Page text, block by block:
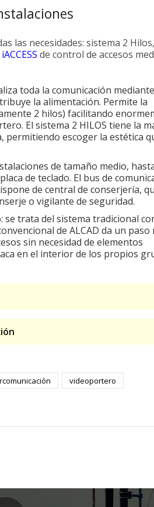
las necesidades: sistema 2 Hilos,
de control de accesos
toda la comunicación
la alimentación. Permite la
2 hilos) facilitando
El sistema 2 HILOS tiene la
permitiendo escoger la estética
de tamaño medio,
de teclado. El bus de
de central de conserjería,
o vigilante de seguridad.
se trata del sistema tradicional
de ALCAD da un paso
sin necesidad de elementos
en el interior de los propios
videoportero